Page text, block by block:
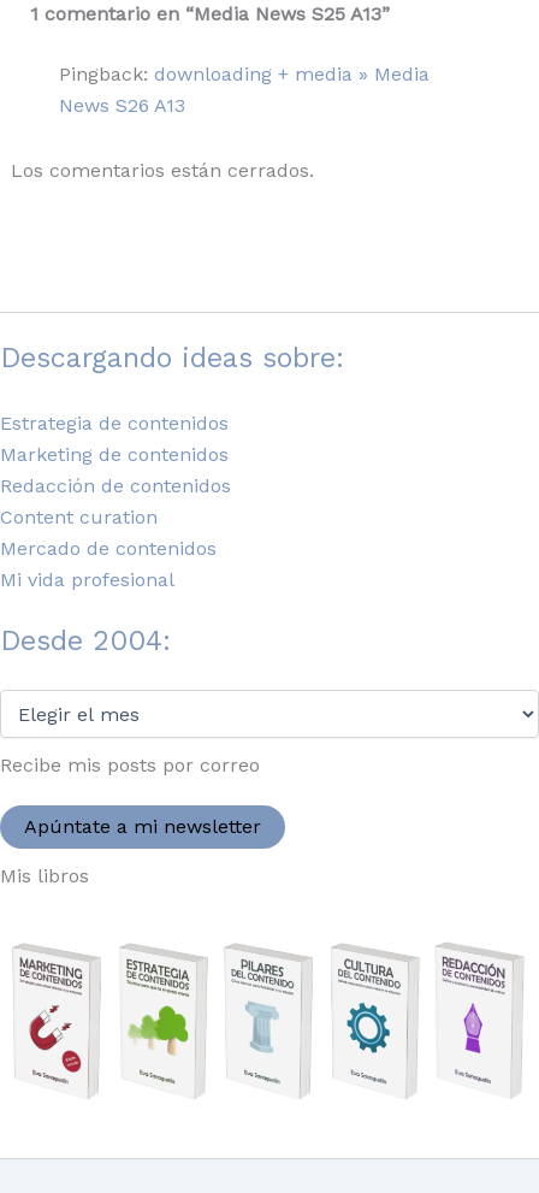
1 comentario en “Media News S25 A13”
Pingback: downloading + media » Media
News S26 A13
Los comentarios están cerrados.
Descargando ideas sobre:
Estrategia de contenidos
Marketing de contenidos
Redacción de contenidos
Content curation
Mercado de contenidos
Mi vida profesional
Desde 2004:
2004:
Recibe mis posts por correo
Apúntate a mi newsletter
Mis libros